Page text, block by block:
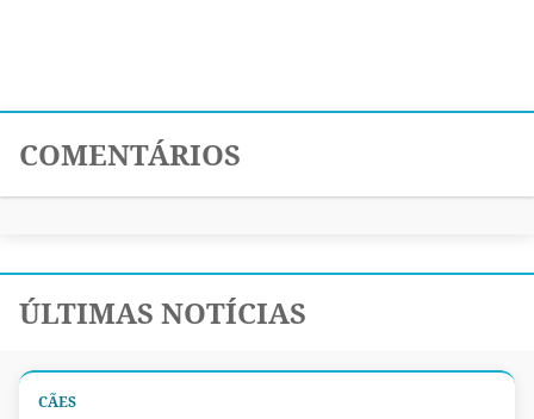
COMENTÁRIOS
ÚLTIMAS NOTÍCIAS
CÃES